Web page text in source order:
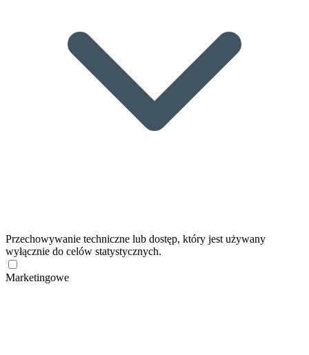
Przechowywanie techniczne lub dostęp, który jest używany
wyłącznie do celów statystycznych.
Marketingowe